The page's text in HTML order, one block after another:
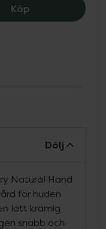
KöpYOPE Body
Dölj
Natural Hand
för huden
lätt krämig
snabb och